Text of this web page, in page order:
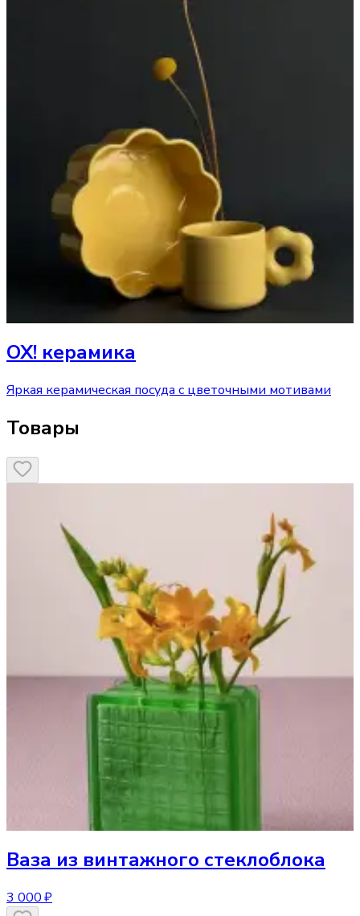
ОХ! керамика
Яркая керамическая посуда с цветочными мотивами
Товары
Ваза из винтажного стеклоблока
3 000 ₽